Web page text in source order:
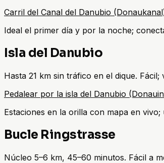
Carril del Canal del Danubio
Ideal el primer día y por la noche;
Isla del Danubio
Hasta 21 km sin tráfico en el dique.
Pedalear por la isla del Danubio
Estaciones en la orilla con mapa en
Bucle Ringstrasse
Núcleo 5–6 km, 45–60 minutos. Fácil a